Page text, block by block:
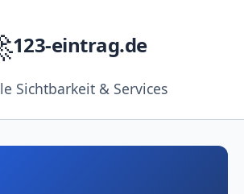
123-eintrag.de
Sichtbarkeit & Services